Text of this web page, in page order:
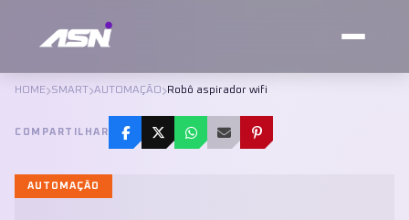
HOME SMART AUTOMAÇÃO Robô aspirador wifi
COMPARTILHAR
AUTOMAÇÃO